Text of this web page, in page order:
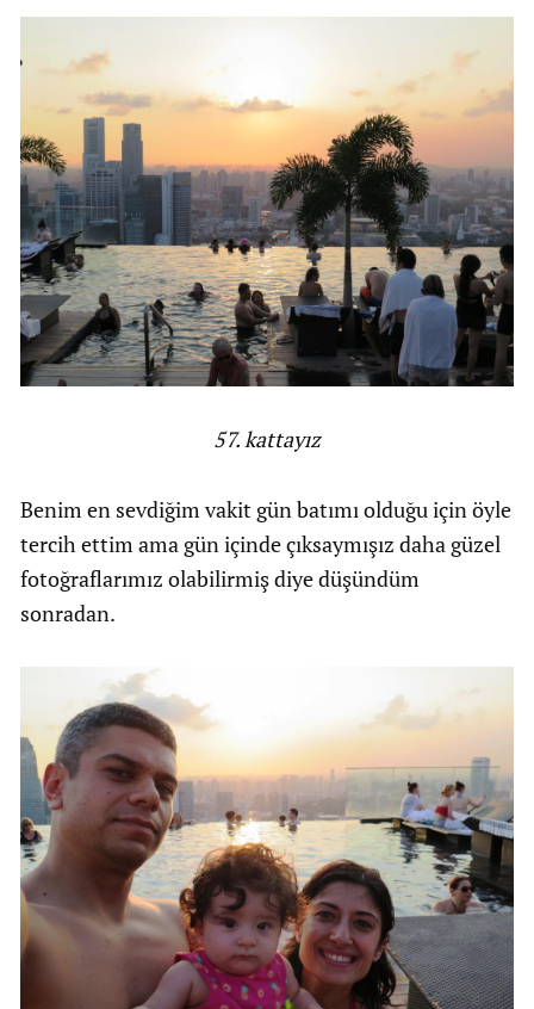
57. kattayız
Benim en sevdiğim vakit gün batımı olduğu için öyle
tercih ettim ama gün içinde çıksaymışız daha güzel
fotoğraflarımız olabilirmiş diye düşündüm
sonradan.